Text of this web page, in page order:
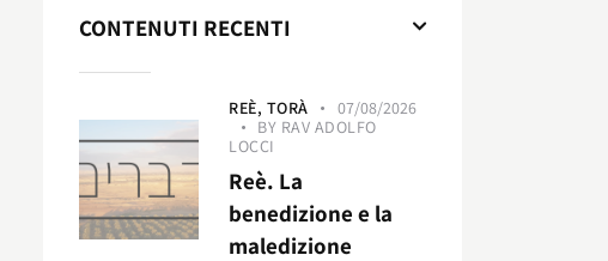
CONTENUTI RECENTI
REÈ, TORÀ
07/08/2026
BY RAV ADOLFO
LOCCI
Reè. La
benedizione e la
maledizione